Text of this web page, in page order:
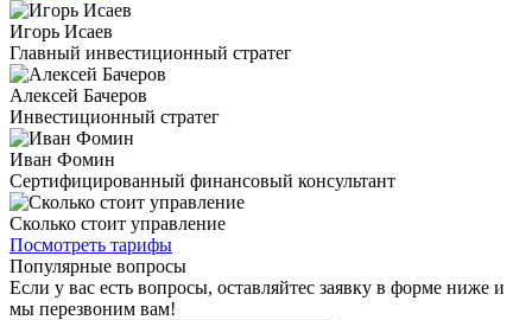
Игорь Исаев
Главный инвестиционный стратег
Алексей Бачеров
Инвестиционный стратег
Иван Фомин
Сертифицированный финансовый консультант
Сколько стоит управление
Посмотреть тарифы
Популярные вопросы
Если у вас есть вопросы, оставляйтес заявку в форме ниже и
мы перезвоним вам!